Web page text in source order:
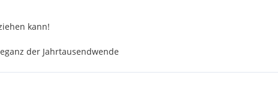
kann!
der Jahrtausendwende
schnell und